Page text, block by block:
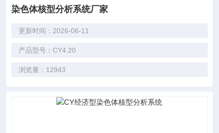
染色体核型分析系统厂家
更新时间：2026-06-11
产品型号：CY4.20
浏览量：12943